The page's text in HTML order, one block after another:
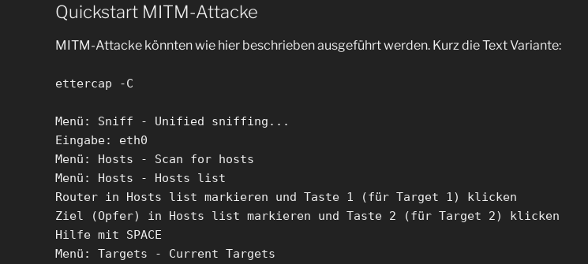
Quickstart MITM-Attacke
MITM-Attacke könnten wie hier beschrieben ausgeführt werden. Kurz die Text Variante:
ettercap -C
Menü: Sniff - Unified sniffing...
Eingabe: eth0
Menü: Hosts - Scan for hosts
Menü: Hosts - Hosts list
Router in Hosts list markieren und Taste 1 (für Target 1) klicken
Ziel (Opfer) in Hosts list markieren und Taste 2 (für Target 2) klicken
Hilfe mit SPACE
Menü: Targets - Current Targets